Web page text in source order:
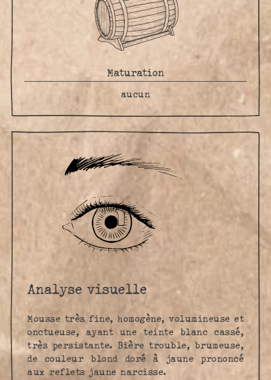
Maturation
aucun
Analyse visuelle
Mousse très fine, homogène, volumineuse et
onctueuse, ayant une teinte blanc cassé,
très persistante. Bière trouble, brumeuse,
de couleur blond doré à jaune prononcé
aux reflets jaune narcisse.